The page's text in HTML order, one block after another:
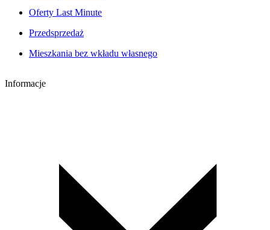
Oferty Last Minute
Przedsprzedaż
Mieszkania bez wkładu własnego
Informacje